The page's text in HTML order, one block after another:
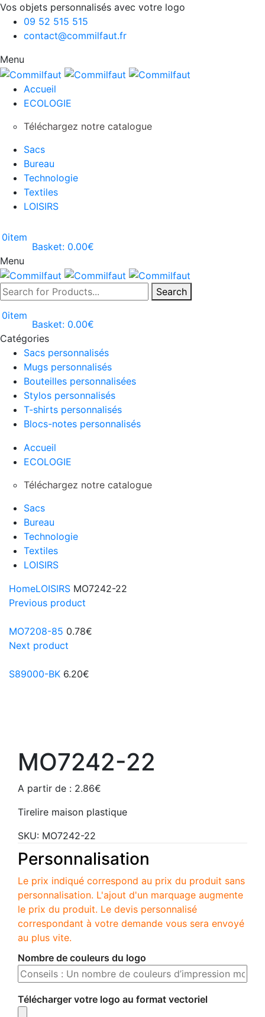
Vos objets personnalisés avec votre logo
09 52 515 515
contact@commilfaut.fr
Menu
Accueil
ECOLOGIE
Téléchargez notre catalogue
Sacs
Bureau
Technologie
Textiles
LOISIRS
0item
Basket: 0.00€
Menu
Search
0item
Basket: 0.00€
Catégories
Sacs personnalisés
Mugs personnalisés
Bouteilles personnalisées
Stylos personnalisés
T-shirts personnalisés
Blocs-notes personnalisés
Accueil
ECOLOGIE
Téléchargez notre catalogue
Sacs
Bureau
Technologie
Textiles
LOISIRS
HomeLOISIRS MO7242-22
Previous product
MO7208-85 0.78€
Next product
S89000-BK 6.20€
MO7242-22
A partir de : 2.86€
Tirelire maison plastique
SKU: MO7242-22
Personnalisation
Le prix indiqué correspond au prix du produit sans
personnalisation. L'ajout d'un marquage augmente
le prix du produit. Le devis personnalisé
correspondant à votre demande vous sera envoyé
au plus vite.
Nombre de couleurs du logo
Télécharger votre logo au format vectoriel